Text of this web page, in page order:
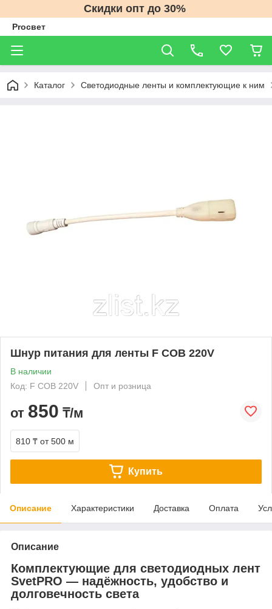
Скидки опт до 30%
Proсвет
Каталог Светодиодные ленты и комплектующие к ним
Шнур питания для ленты F COB 220V
В наличии
Код: F COB 220V
Опт и розница
от 850 ₸/м
810 ₸ от 500 м
Купить
Описание Характеристики Доставка Оплата
Описание
Комплектующие для светодиодных лент
SvetPRO — надёжность, удобство и
долговечность света